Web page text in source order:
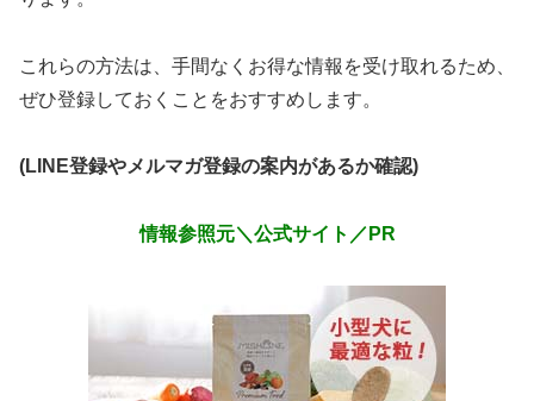
これらの方法は、手間なくお得な情報を受け取れるため、
ぜひ登録しておくことをおすすめします。
(LINE登録やメルマガ登録の案内があるか確認)
情報参照元＼公式サイト／PR